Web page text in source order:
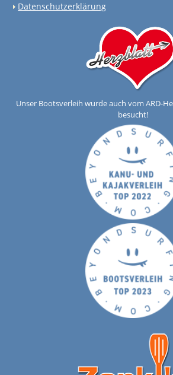
Datenschutzerklärung
Unser Bootsverleih wurde auch vom ARD-
besucht!